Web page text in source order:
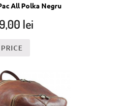
All Polka Negru
lei
PRICE